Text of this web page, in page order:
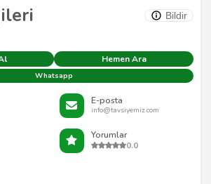
Bildir
Hemen Ara
Whatsapp
E-posta
info@tavsiyemiz.com
Yorumlar
0.0